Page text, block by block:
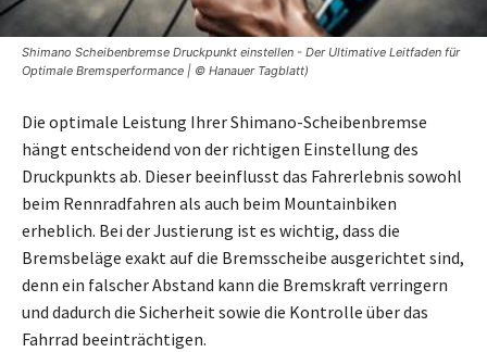
Shimano Scheibenbremse Druckpunkt einstellen - Der Ultimative Leitfaden für
Optimale Bremsperformance | © Hanauer Tagblatt)
Die optimale Leistung Ihrer Shimano-Scheibenbremse
hängt entscheidend von der richtigen Einstellung des
Druckpunkts ab. Dieser beeinflusst das Fahrerlebnis sowohl
beim Rennradfahren als auch beim Mountainbiken
erheblich. Bei der Justierung ist es wichtig, dass die
Bremsbeläge exakt auf die Bremsscheibe ausgerichtet sind,
denn ein falscher Abstand kann die Bremskraft verringern
und dadurch die Sicherheit sowie die Kontrolle über das
Fahrrad beeinträchtigen.